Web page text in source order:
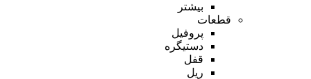
بیشتر
قطعات
پروفیل
دستیگره
قفل
ریل